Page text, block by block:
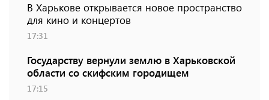
В Харькове открывается новое пространство
для кино и концертов
17:31
Государству вернули землю в Харьковской
области со скифским городищем
17:15